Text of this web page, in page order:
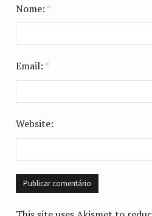
Nome: *
Email: *
Website: